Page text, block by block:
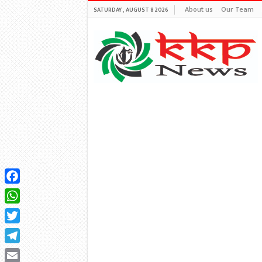
SATURDAY , AUGUST 8 2026 About us Our Team
Facebook
WhatsApp
Twitter
Telegram